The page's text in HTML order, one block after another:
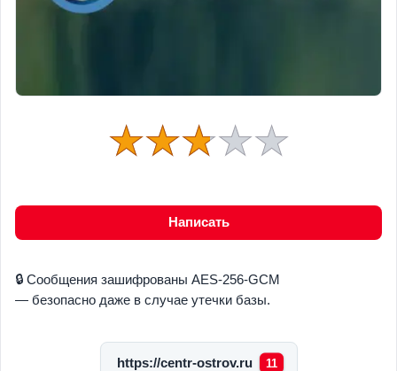
Написать
🔒 Сообщения зашифрованы AES-256-GCM
— безопасно даже в случае утечки базы.
https://centr-ostrov.ru 11